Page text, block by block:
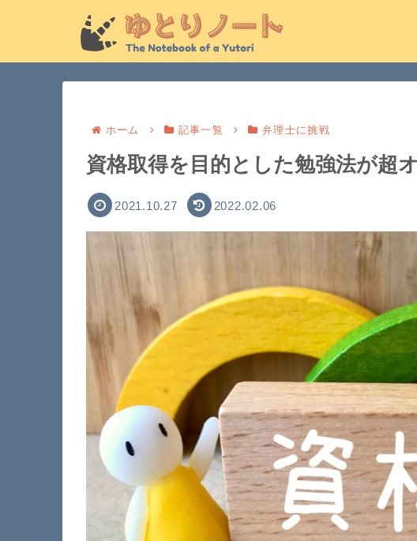
ホーム 記事一覧 弁理士に挑戦
資格取得を目的とした勉強法が超
2021.10.27 2022.02.06